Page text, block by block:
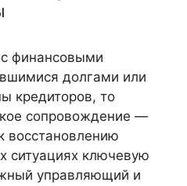
с финансовыми
долгами или
кредиторов, то
сопровождение —
восстановлению
ситуациях ключевую
управляющий и